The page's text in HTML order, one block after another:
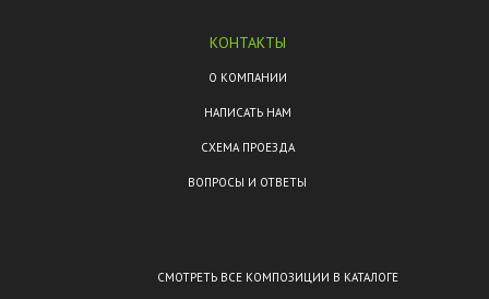
КОНТАКТЫ
О КОМПАНИИ
НАПИСАТЬ НАМ
СХЕМА ПРОЕЗДА
ВОПРОСЫ И ОТВЕТЫ
СМОТРЕТЬ ВСЕ КОМПОЗИЦИИ В КАТАЛОГЕ